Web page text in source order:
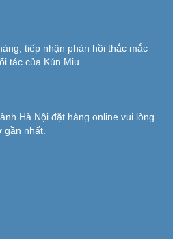
tiếp nhận phản hồi thắc mắc
tác của Kún Miu.
Hà Nội đặt hàng online vui lòng
gần nhất.